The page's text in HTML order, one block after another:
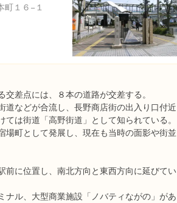
町１６−１
交差点には、８本の道路が交差する。
道などが合流し、長野商店街の出入り口付近
ては街道「高野街道」として知られている。
場町として発展し、現在も当時の面影や街並
前に位置し、南北方向と東西方向に延びてい
ナル、大型商業施設「ノバティながの」があ